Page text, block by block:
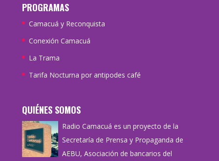
PROGRAMAS
Camacuá y Reconquista
Conexión Camacuá
La Trama
Tarifa Nocturna por antipodes café
QUIÉNES SOMOS
Radio Camacuá es un proyecto de la
Secretaría de Prensa y Propaganda de
AEBU, Asociación de bancarios del